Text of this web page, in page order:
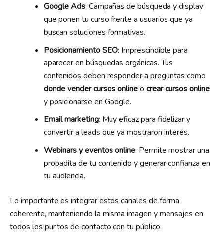
Google Ads: Campañas de búsqueda y display
que ponen tu curso frente a usuarios que ya
buscan soluciones formativas.
Posicionamiento SEO: Imprescindible para
aparecer en búsquedas orgánicas. Tus
contenidos deben responder a preguntas como
donde vender cursos onlineo crear cursos online
y posicionarse en Google.
Email marketing: Muy eficaz para fidelizar y
convertir a leads que ya mostraron interés.
Webinars y eventos online: Permite mostrar una
probadita de tu contenido y generar confianza en
tu audiencia.
Lo importante es integrar estos canales de forma
coherente, manteniendo la misma imagen y mensajes en
todos los puntos de contacto con tu público.